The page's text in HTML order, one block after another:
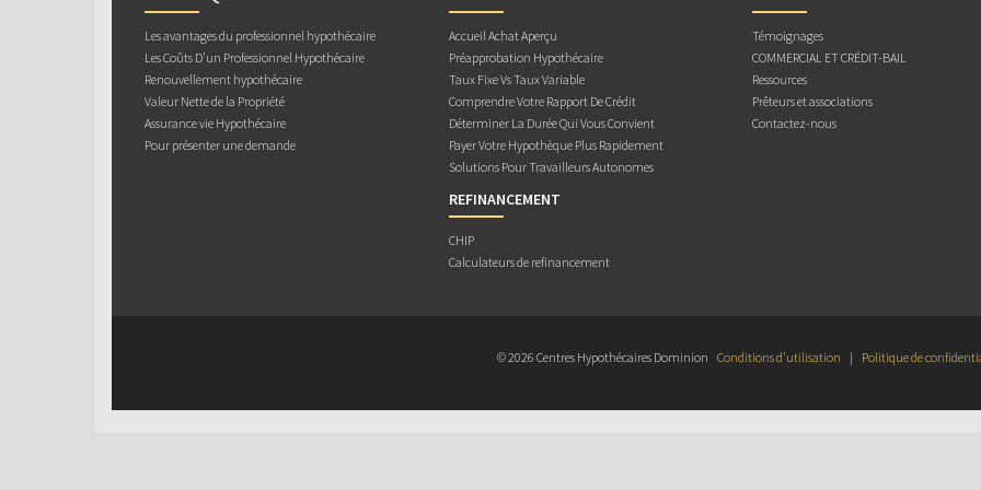
Les avantages du professionnel hypothécaire
Les Coûts D’un Professionnel Hypothécaire
Renouvellement hypothécaire
Valeur Nette de la Propriété
Assurance vie Hypothécaire
Pour présenter une demande
Accueil Achat Aperçu
Préapprobation Hypothécaire
Taux Fixe Vs Taux Variable
Comprendre Votre Rapport De Crédit
Déterminer La Durée Qui Vous Convient
Payer Votre Hypothèque Plus Rapidement
Solutions Pour Travailleurs Autonomes
REFINANCEMENT
CHIP
Calculateurs de refinancement
Témoignages
COMMERCIAL ET CRÉDIT-BAIL
Ressources
Prêteurs et associations
Contactez-nous
© 2026 Centres Hypothécaires Dominion Conditions d’utilisation | Politique de